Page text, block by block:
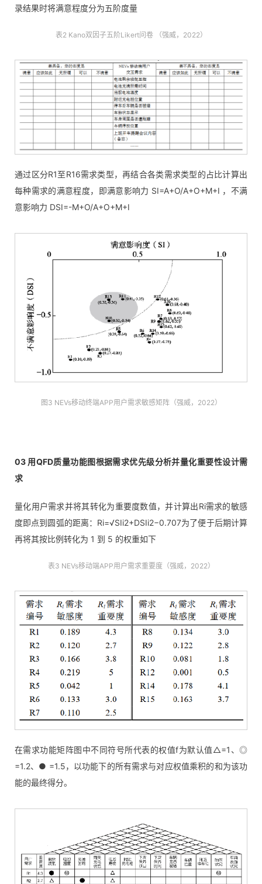
录结果时将满意程度分为五阶度量
表2 Kano双因子五阶Likert问卷 （强威，2022）
通过区分R1至R16需求类型，再结合各类需求类型的占比计算出
每种需求的满意程度，即满意影响力 SI=A+O/A+O+M+I ，不满
意影响力 DSI=-M+O/A+O+M+I
图3 NEVs移动终端APP用户需求敏感矩阵（强威，2022）
03 用QFD质量功能图根据需求优先级分析并量化重要性设计需
求
量化用户需求并将其转化为重要度数值，并计算出Ri需求的敏感
度即点到圆弧的距离：Ri=√SIi2+DSIi2−0.707为了便于后期计算
再将其按比例转化为 1 到 5 的权重如下
表3 NEVs移动端APP用户需求重要度（强威，2022）
在需求功能矩阵图中不同符号所代表的权值f为默认值△=1、◎
=1.2、● =1.5，以功能下的所有需求与对应权值乘积的和为该功
能的最终得分。